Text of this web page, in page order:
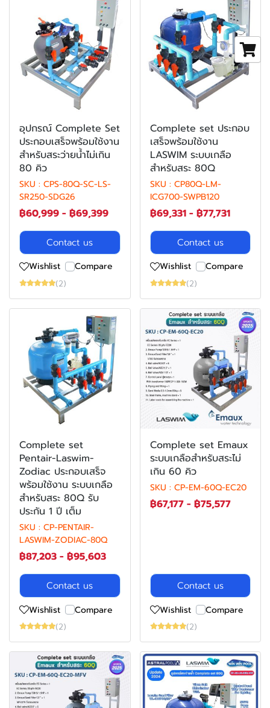
อุปกรณ์ Complete Set
ประกอบเสร็จพร้อมใช้งาน
สำหรับสระว่ายน้ำไม่เกิน
80 คิว
SKU : CPS-80Q-SC-LS-
SR250-SDG26
฿60,999 - ฿69,399
Contact us
Wishlist Compare
(2)
Complete set ประกอบ
เสร็จพร้อมใช้งาน
LASWIM ระบบเกลือ
สำหรับสระ 80Q
SKU : CP80Q-LM-
ICG700-SWPB120
฿69,331- ฿77,731
Contact us
Wishlist Compare
(2)
Complete set
Pentair-Laswim-
Zodiac ประกอบเสร็จ
พร้อมใช้งาน ระบบเกลือ
สำหรับสระ 80Q รับ
ประกัน 1 ปี เต็ม
SKU : CP-PENTAIR-
LASWIM-ZODIAC-80Q
฿87,203 - ฿95,603
Contact us
Wishlist Compare
(2)
Complete set Emaux
ระบบเกลือสำหรับสระไม่
เกิน 60 คิว
SKU : CP-EM-60Q-EC20
฿67,177- ฿75,577
Contact us
Wishlist Compare
(2)